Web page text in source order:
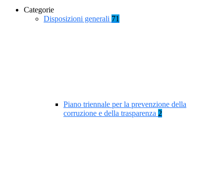
Categorie
Disposizioni generali 71
Piano triennale per la prevenzione della
corruzione e della trasparenza 2